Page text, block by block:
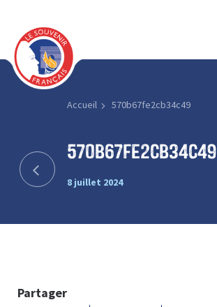
Accueil 570b67fe2cb34c49
570b67fe2cb34c49
8 juillet 2024
Partager